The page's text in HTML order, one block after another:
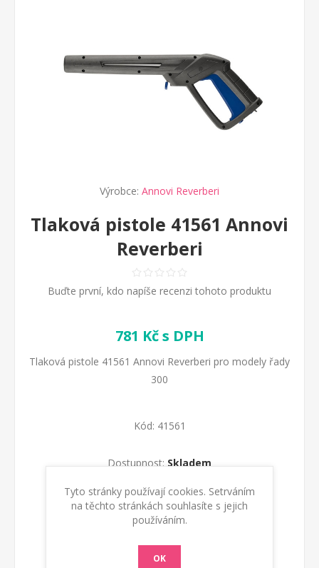
Výrobce: Annovi Reverberi
Tlaková pistole 41561 Annovi
Reverberi
Buďte první, kdo napíše recenzi tohoto produktu
781 Kč s DPH
Tlaková pistole 41561 Annovi Reverberi pro modely řady
300
Kód: 41561
Dostupnost: Skladem
KOUPIT
Tyto stránky používají cookies. Setrváním
na těchto stránkách souhlasíte s jejich
používáním.
OK